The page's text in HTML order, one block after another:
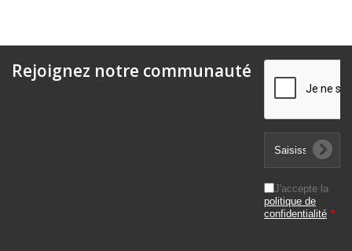
Rejoignez notre communauté
J'accepte la
politique de
confidentialité *